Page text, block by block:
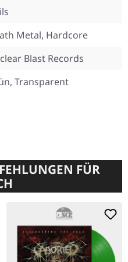
Metal, Hardcore
Blast Records
Transparent
FÜR